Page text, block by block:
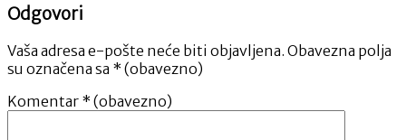
Odgovori
Vaša adresa e-pošte neće biti objavljena. Obavezna polja
su označena sa * (obavezno)
Komentar * (obavezno)